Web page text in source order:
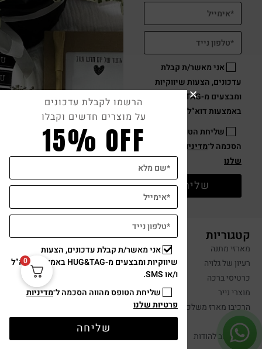
₪
מתנה לבית ולחג, קרש חיתוך עץ קרמי, מגבות מטבח, שמן זית וצמד נרות
₪239
0
הרשמו לקבלת עדכונים
על מוצרים חדשים וקבלו
15% OFF
אני מאשר/ת קבלת עדכונים, הצעות
שיווקיות ומבצעים מ-HUG&TAG באמצעות דוא”ל
ו/או SMS.
שליחת הטופס מהווה הסכמה ל־מדיניות
פרטיות שלנו
שליחה